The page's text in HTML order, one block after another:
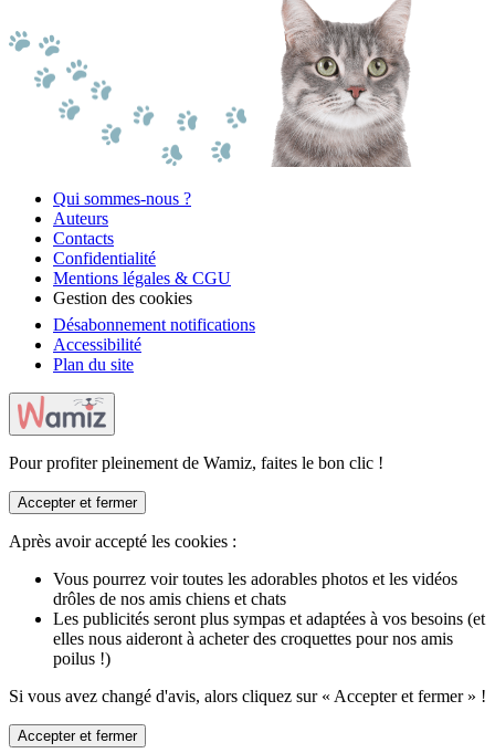
Qui sommes-nous ?
Auteurs
Contacts
Confidentialité
Mentions légales & CGU
Gestion des cookies
Désabonnement notifications
Accessibilité
Plan du site
Pour profiter pleinement de Wamiz, faites le bon clic !
Accepter et fermer
Après avoir accepté les cookies :
Vous pourrez voir toutes les adorables photos et les vidéos
drôles de nos amis chiens et chats
Les publicités seront plus sympas et adaptées à vos besoins (et
elles nous aideront à acheter des croquettes pour nos amis
poilus !)
Si vous avez changé d'avis, alors cliquez sur « Accepter et fermer » !
Accepter et fermer